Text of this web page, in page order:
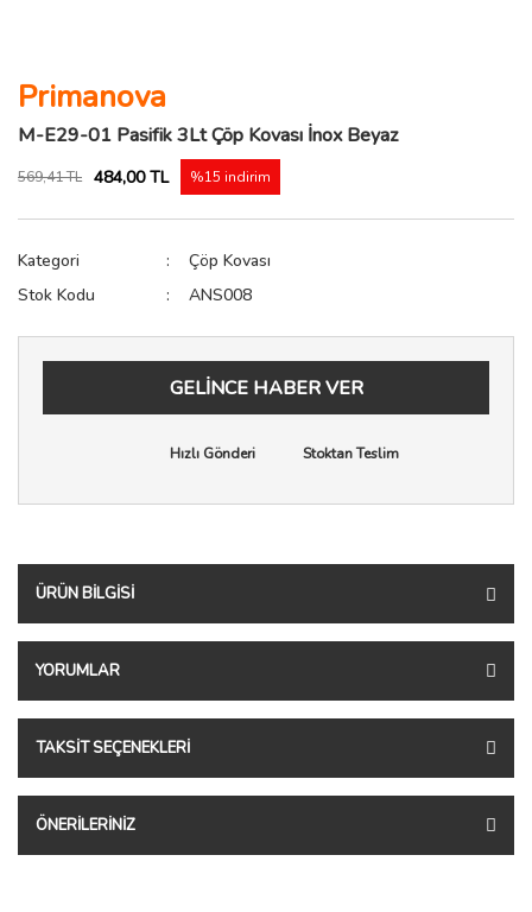
Primanova
M-E29-01 Pasifik 3Lt Çöp Kovası İnox Beyaz
569,41 TL 484,00 TL %15 indirim
Kategori
Çöp Kovası
Stok Kodu
ANS008
GELİNCE HABER VER
Hızlı Gönderi Stoktan Teslim
ÜRÜN BILGISI
YORUMLAR
TAKSIT SEÇENEKLERI
ÖNERILERINIZ